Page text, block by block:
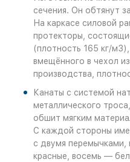
сечения. Он обтянут
На каркасе силовой
протекторы,
(плотность 165 кг/
вмещённого в чехол
производства,
Канаты с системой
металлического
обшит мягким
С каждой стороны
с двумя
красные, восемь —